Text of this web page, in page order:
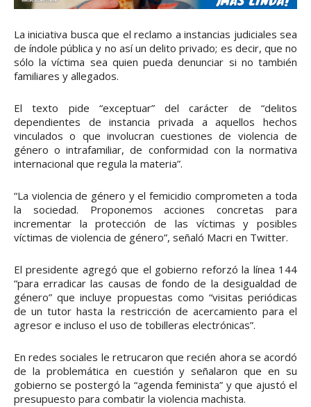
La iniciativa busca que el reclamo a instancias judiciales sea
de índole pública y no así un delito privado; es decir, que no
sólo la víctima sea quien pueda denunciar si no también
familiares y allegados.
El texto pide “exceptuar” del carácter de “delitos
dependientes de instancia privada a aquellos hechos
vinculados o que involucran cuestiones de violencia de
género o intrafamiliar, de conformidad con la normativa
internacional que regula la materia”.
“La violencia de género y el femicidio comprometen a toda
la sociedad. Proponemos acciones concretas para
incrementar la protección de las víctimas y posibles
víctimas de violencia de género”, señaló Macri en Twitter.
El presidente agregó que el gobierno reforzó la línea 144
“para erradicar las causas de fondo de la desigualdad de
género” que incluye propuestas como “visitas periódicas
de un tutor hasta la restricción de acercamiento para el
agresor e incluso el uso de tobilleras electrónicas”.
En redes sociales le retrucaron que recién ahora se acordó
de la problemática en cuestión y señalaron que en su
gobierno se postergó la “agenda feminista” y que ajustó el
presupuesto para combatir la violencia machista.